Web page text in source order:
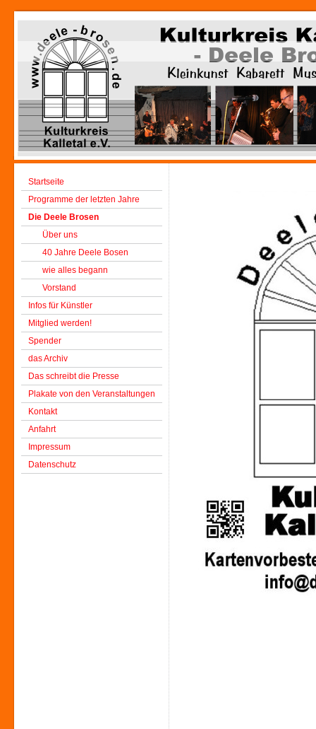
Startseite
Programme der letzten Jahre
Die Deele Brosen
Über uns
40 Jahre Deele Bosen
wie alles begann
Vorstand
Infos für Künstler
Mitglied werden!
Spender
das Archiv
Das schreibt die Presse
Plakate von den Veranstaltungen
Kontakt
Anfahrt
Impressum
Datenschutz